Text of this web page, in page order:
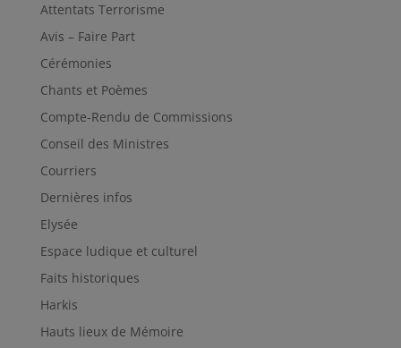
Attentats Terrorisme
Avis – Faire Part
Cérémonies
Chants et Poèmes
Compte-Rendu de Commissions
Conseil des Ministres
Courriers
Dernières infos
Elysée
Espace ludique et culturel
Faits historiques
Harkis
Hauts lieux de Mémoire